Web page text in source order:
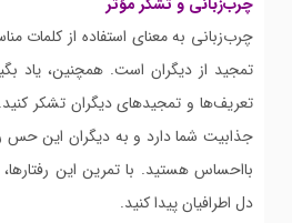
چرب‌زبانی به معنای استفاده از کلمات
تمجید از دیگران است. همچنین، یاد
تعریف‌ها و تمجیدهای دیگران تشکر کنید.
جذابیت شما دارد و به دیگران این حس
بااحساس هستید. با تمرین این رفتارها،
دل اطرافیان پیدا کنید.